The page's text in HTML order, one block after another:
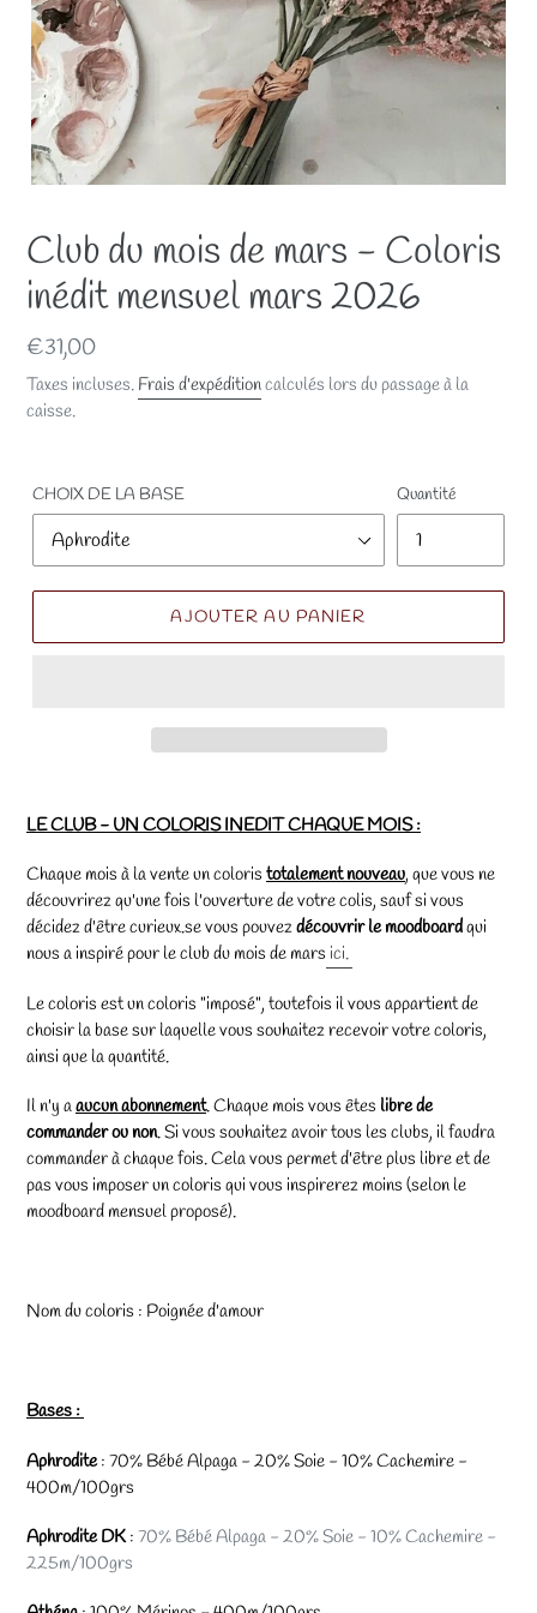
Club du mois de mars - Coloris
inédit mensuel mars 2026
Prix
normal
€31,00
Taxes incluses. Frais d'expéditioncalculés lors du passage à la
caisse.
CHOIX DE LA BASE Quantité
AJOUTER AU PANIER
LE CLUB - UN COLORIS INEDIT CHAQUE MOIS :
Chaque mois à la vente un coloris totalement nouveau, que vous ne
découvrirez qu'une fois l'ouverture de votre colis, sauf si vous
décidez d'être curieux.se vous pouvezdécouvrir le moodboardqui
nous a inspiré pour le club du mois de mars ici.
Le coloris est un coloris "imposé", toutefois il vous appartient de
choisir la base sur laquelle vous souhaitez recevoir votre coloris,
ainsi que la quantité.
Il n'y aaucun abonnement. Chaque mois vous êtes libre de
commander ou non. Si vous souhaitez avoir tous les clubs, il faudra
commander à chaque fois. Cela vous permet d'être plus libre et de
pas vous imposer un coloris qui vous inspirerez moins (selon le
moodboard mensuel proposé).
Nom du coloris : Poignée d'amour
Bases :
Aphrodite: 70% Bébé Alpaga - 20% Soie - 10% Cachemire -
400m/100grs
Aphrodite DK: 70% Bébé Alpaga - 20% Soie - 10% Cachemire -
225m/100grs